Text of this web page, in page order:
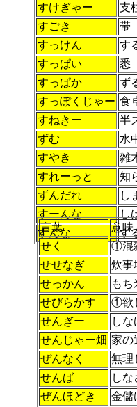
すけぎゃー
支
すごき
帯
すっけん
す
すっぱい
悉
すっぱか
ず
すっぽくじゃー 食
すねきー
半
ずむ
水
すやき
雑
すれーっと
知
ずんだれ
し
すーんな
し
すんな
す
言葉
意味
せく
①混
せせなぎ
炊事
せっかん
も
せびらかす
①欲
せんぎー
しな
せんじゃー畑 家の
ぜんなく
無理
せんば
しな
ぜんほどき
金儲